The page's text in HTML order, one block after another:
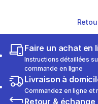
Faire un achat en
Instructions détaillées
commande en ligne
Livraison à
Commandez en ligne
Retour & échange